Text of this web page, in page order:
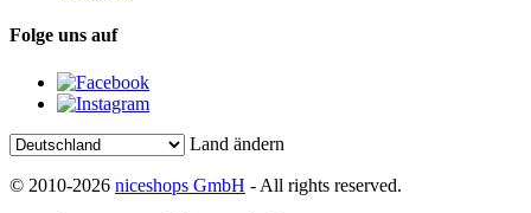
Folge uns auf
Land ändern
© 2010-2026 niceshops GmbH - All rights reserved.